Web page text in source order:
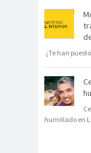
¿Te han
humillado en